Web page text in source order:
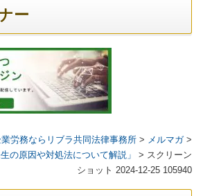
ー
労務ならリブラ共同法律事務所 > メルマガ>
の原因や対処法について解説」
> スクリーン
ショット 2024-12-25 105940